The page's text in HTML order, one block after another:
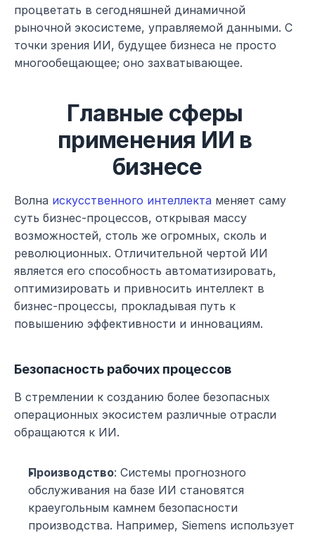
процветать в сегодняшней динамичной
рыночной экосистеме, управляемой данными. С
точки зрения ИИ, будущее бизнеса не просто
многообещающее; оно захватывающее.
Главные сферы
применения ИИ в
бизнесе
Волна искусственного интеллекта меняет саму
суть бизнес-процессов, открывая массу
возможностей, столь же огромных, сколь и
революционных. Отличительной чертой ИИ
является его способность автоматизировать,
оптимизировать и привносить интеллект в
бизнес-процессы, прокладывая путь к
повышению эффективности и инновациям.
Безопасность рабочих процессов
В стремлении к созданию более безопасных
операционных экосистем различные отрасли
обращаются к ИИ.
Производство: Системы прогнозного
обслуживания на базе ИИ становятся
краеугольным камнем безопасности
производства. Например, Siemens использует